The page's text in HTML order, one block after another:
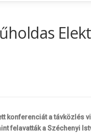
konferenciát a távközlés
felavatták a Széchenyi